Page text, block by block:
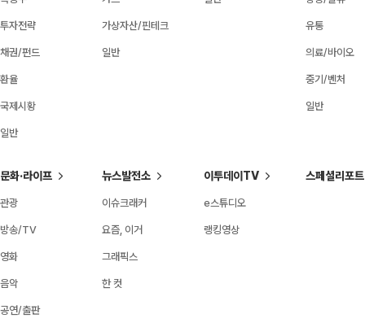
투자전략
채권/펀드
환율
국제시황
일반
가상자산/핀테크
일반
유통
의료/바이오
중기/벤처
일반
문화·라이프
관광
방송/TV
영화
음악
공연/출판
뉴스발전소
이슈크래커
요즘, 이거
그래픽스
한 컷
이투데이TV
e스튜디오
랭킹영상
스페셜리포트